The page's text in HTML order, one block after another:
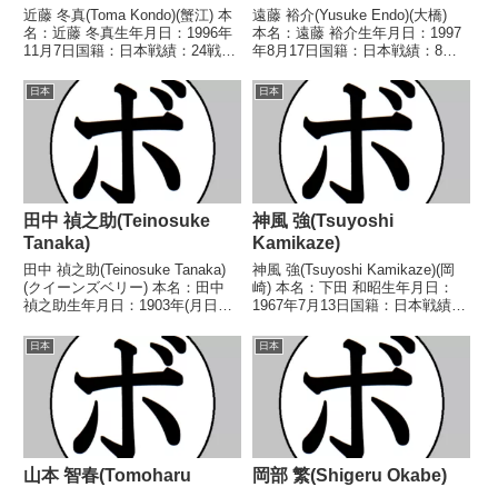
近藤 冬真(Toma Kondo)(蟹江) 本
名：近藤 冬真生年月日：1996年
11月7日国籍：日本戦績：24戦8
ル】2017年度中日本フライ級新
人王 【戦歴】2016/03/27 ○4R
判定 3-0(3...
遠藤 裕介(Yusuke Endo)(大橋)
本名：遠藤 裕介生年月日：1997
年8月17日国籍：日本戦績：8戦2
ル】なし 【戦歴】2018/07/06
●2RTKO 布崎 清治(本多)2018...
日本
田中 禎之助(Teinosuke
Tanaka)
田中 禎之助(Teinosuke Tanaka)
(クイーンズベリー) 本名：田中
禎之助生年月日：1903年(月日不
(13KO)9敗11分 【獲得タイト
ル】初代(戦前)日本スーパーフェ
ザー級王座第3代(戦前)...
日本
神風 強(Tsuyoshi
Kamikaze)
神風 強(Tsuyoshi Kamikaze)(岡
崎) 本名：下田 和昭生年月日：
1967年7月13日国籍：日本戦績：
ル】なし 【戦歴】■1988年度中
日本スーパーバンタム級新人王予
選1988/07/0...
日本
山本 智春(Tomoharu
日本
岡部 繁(Shigeru Okabe)